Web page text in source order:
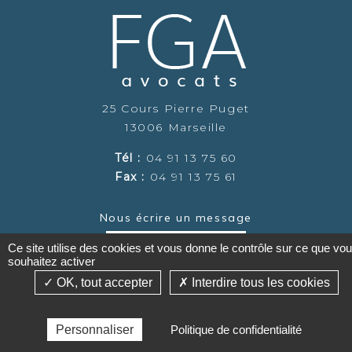
25 Cours Pierre Puget
13006 Marseille
Tél : 04 91 13 75 60
Fax : 04 91 13 75 61
Nous écrire un message
Cliquer ici
Conception : Absolute Communication - Réalisation :
Ce site utilise des cookies et vous donne le contrôle sur ce que
souhaitez activer
OK, tout accepter
Interdire tous les cookies
Personnaliser Politique de confidentialité